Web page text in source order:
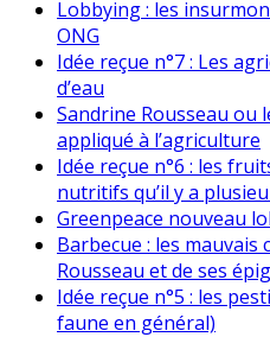
Lobbying : les
ONG
Idée reçue n°7 : Les
d’eau
Sandrine Rousseau ou
appliqué à l’agriculture
Idée reçue n°6 : les
nutritifs qu’il y a
Greenpeace nouveau
Barbecue : les mauvais
Rousseau et de ses
Idée reçue n°5 : les
faune en général)